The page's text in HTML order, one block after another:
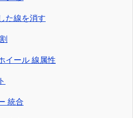
た線を消す
イール 線属性
統合